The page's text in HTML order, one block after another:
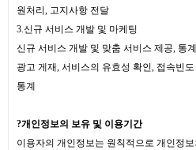
원처리, 고지사항 전달
3.신규 서비스 개발 및 마케팅
신규 서비스 개발 및 맞춤 서비스 제공, 통
광고 게재, 서비스의 유효성 확인, 접속빈
통계
?개인정보의 보유 및 이용기간
이용자의 개인정보는 원칙적으로 개인정